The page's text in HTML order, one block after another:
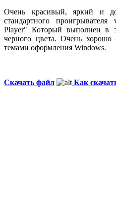
Очень красивый, яркий и
стандартного
Player" Который выполнен в
черного цвета. Очень хорошо
темами оформления Windows.
Скачать файл Как